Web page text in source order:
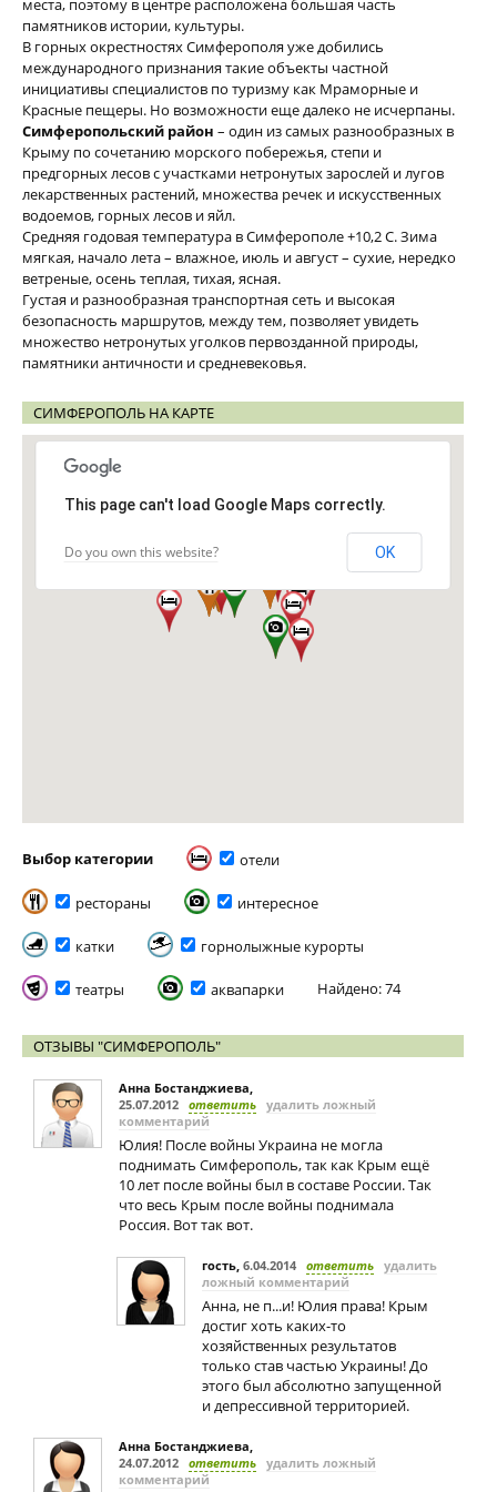
места, поэтому в центре расположена большая часть
памятников истории, культуры.
В горных окрестностях Симферополя уже добились
международного признания такие объекты частной
инициативы специалистов по туризму как Мраморные и
Красные пещеры. Но возможности еще далеко не исчерпаны.
Симферопольский район – один из самых разнообразных в
Крыму по сочетанию морского побережья, степи и
предгорных лесов c участками нетронутых зарослей и лугов
лекарственных растений, множества речек и искусственных
водоемов, горных лесов и яйл.
Средняя годовая температура в Симферополе +10,2 С. Зима
мягкая, начало лета – влажное, июль и август – сухие, нередко
ветреные, осень теплая, тихая, ясная.
Густая и разнообразная транспортная сеть и высокая
безопасность маршрутов, между тем, позволяет увидеть
множество нетронутых уголков первозданной природы,
памятники античности и средневековья.
СИМФЕРОПОЛЬ НА КАРТЕ
This page can't load Google Maps correctly.
Do you own this website? OK
Выбор категории отели
рестораны интересное
катки горнолыжные курорты
театры аквапарки Найдено: 74
ОТЗЫВЫ "СИМФЕРОПОЛЬ"
Анна Бостанджиева,
25.07.2012 ответить удалить ложный
комментарий
Юлия! После войны Украина не могла
поднимать Симферополь, так как Крым ещё
10 лет после войны был в составе России. Так
что весь Крым после войны поднимала
Россия. Вот так вот.
гость, 6.04.2014 ответить удалить
ложный комментарий
Анна, не п...и! Юлия права! Крым
достиг хоть каких-то
хозяйственных результатов
только став частью Украины! До
этого был абсолютно запущенной
и депрессивной территорией.
Анна Бостанджиева,
24.07.2012 ответить удалить ложный
комментарий